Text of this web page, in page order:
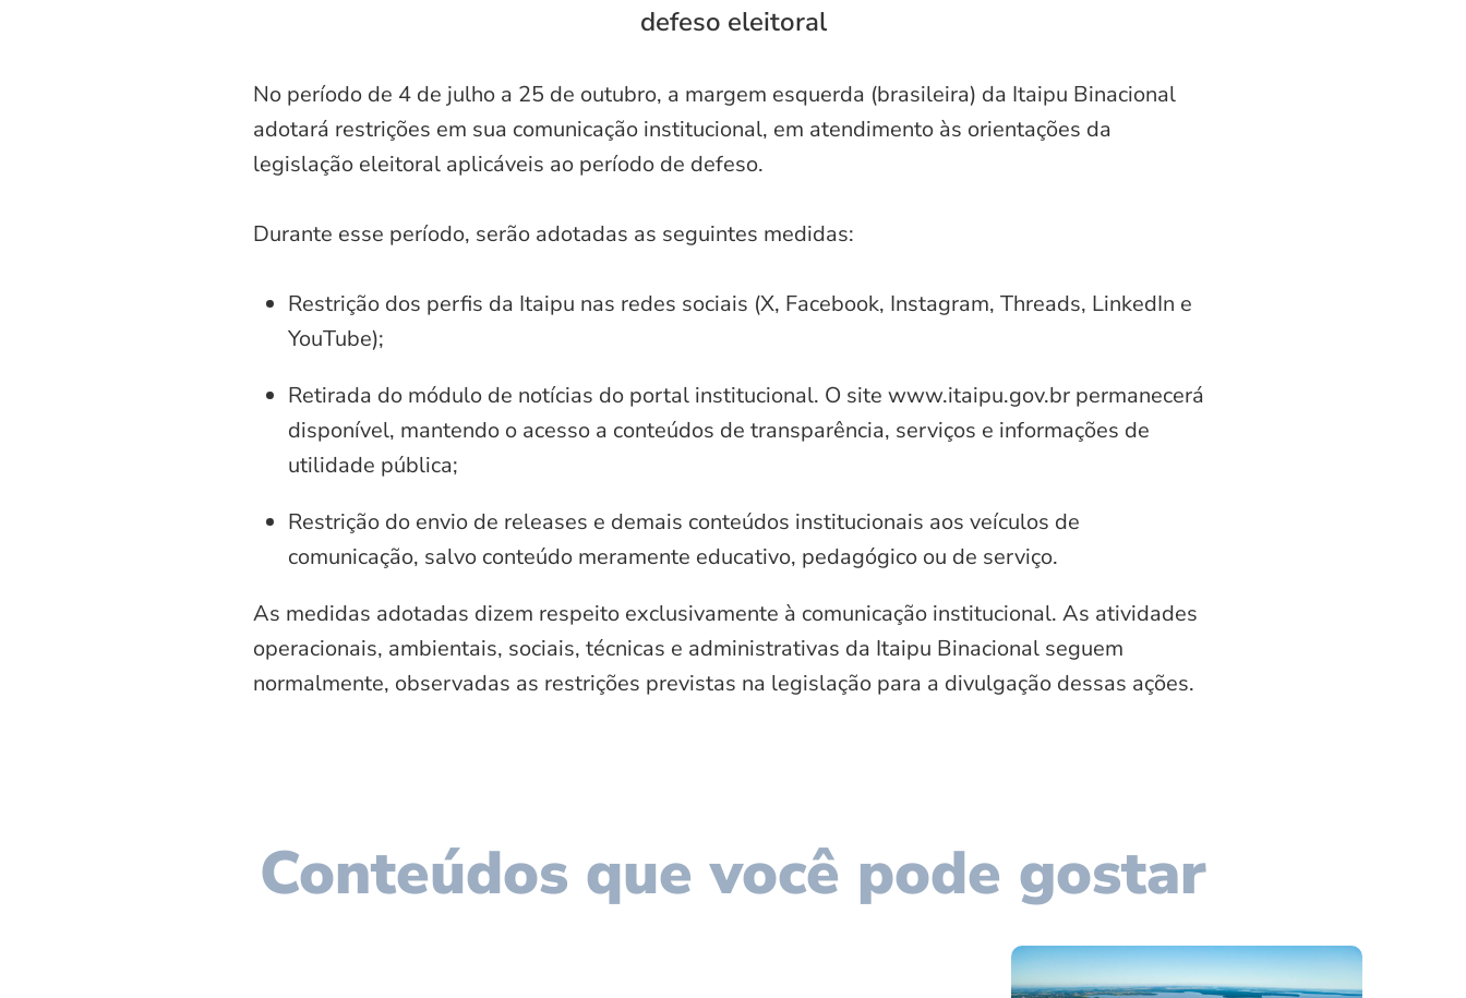
defeso eleitoral
No período de 4 de julho a 25 de outubro, a margem esquerda (brasileira) da Itaipu Binacional
adotará restrições em sua comunicação institucional, em atendimento às orientações da
legislação eleitoral aplicáveis ao período de defeso.
Durante esse período, serão adotadas as seguintes medidas:
Restrição dos perfis da Itaipu nas redes sociais (X, Facebook, Instagram, Threads, LinkedIn e
YouTube);
Retirada do módulo de notícias do portal institucional. O site www.itaipu.gov.br permanecerá
disponível, mantendo o acesso a conteúdos de transparência, serviços e informações de
utilidade pública;
Restrição do envio de releases e demais conteúdos institucionais aos veículos de
comunicação, salvo conteúdo meramente educativo, pedagógico ou de serviço.
As medidas adotadas dizem respeito exclusivamente à comunicação institucional. As atividades
operacionais, ambientais, sociais, técnicas e administrativas da Itaipu Binacional seguem
normalmente, observadas as restrições previstas na legislação para a divulgação dessas ações.
Conteúdos que você pode gostar